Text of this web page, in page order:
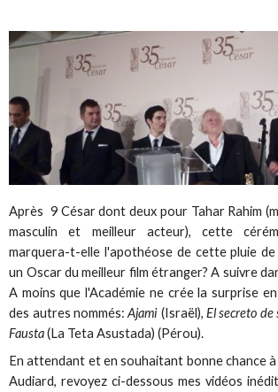
Après 9 César dont deux pour Tahar Rahim
masculin et meilleur acteur), cette
marquera-t-elle l'apothéose de cette pluie de
un Oscar du meilleur film étranger? A suivre
A moins que l'Académie ne crée la surprise
des autres nommés:Ajami (Israël), El secreto de
Fausta(La Teta Asustada) (Pérou).
En attendant et en souhaitant bonne chance à
Audiard, revoyez ci-dessous mes vidéos